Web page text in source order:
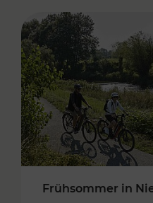
Frühsommer in